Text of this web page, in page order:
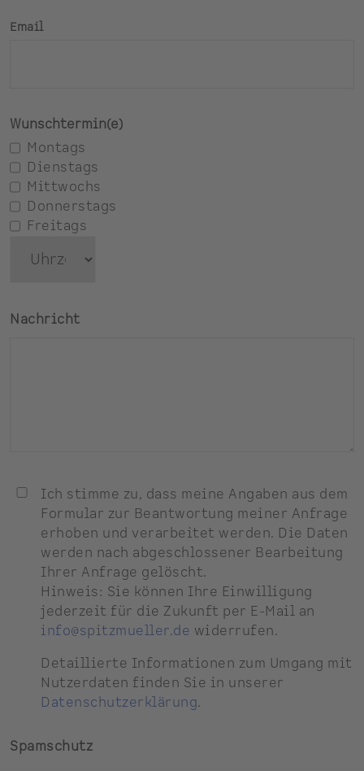
Email
Wunschtermin(e)
Montags
Dienstags
Mittwochs
Donnerstags
Freitags
Nachricht
Ich stimme zu, dass meine Angaben aus dem
Formular zur Beantwortung meiner Anfrage
erhoben und verarbeitet werden. Die Daten
werden nach abgeschlossener Bearbeitung
Ihrer Anfrage gelöscht.
Hinweis: Sie können Ihre Einwilligung
jederzeit für die Zukunft per E-Mail an
info@spitzmueller.de widerrufen.
Detaillierte Informationen zum Umgang mit
Nutzerdaten finden Sie in unserer
Datenschutzerklärung.
Spamschutz